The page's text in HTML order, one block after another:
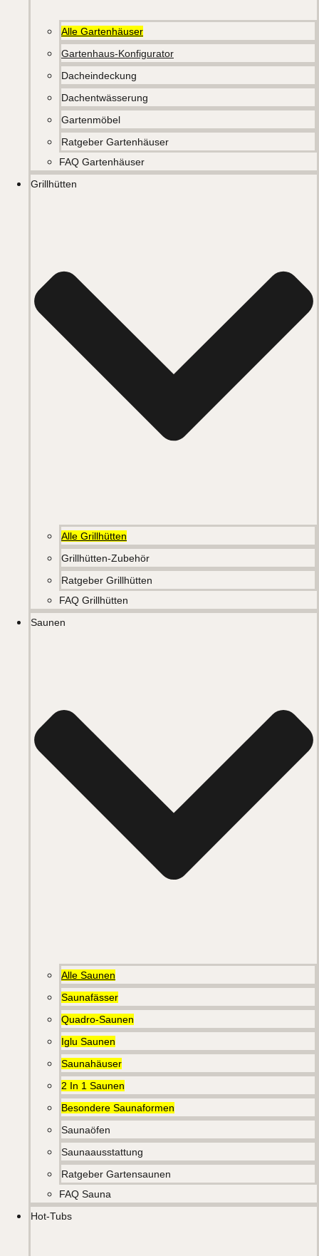
Alle Gartenhäuser
Gartenhaus-Konfigurator
Dacheindeckung
Dachentwässerung
Gartenmöbel
Ratgeber Gartenhäuser
FAQ Gartenhäuser
Grillhütten
Alle Grillhütten
Grillhütten-Zubehör
Ratgeber Grillhütten
FAQ Grillhütten
Saunen
Alle Saunen
Saunafässer
Quadro-Saunen
Iglu Saunen
Saunahäuser
2 In 1 Saunen
Besondere Saunaformen
Saunaöfen
Saunaausstattung
Ratgeber Gartensaunen
FAQ Sauna
Hot-Tubs